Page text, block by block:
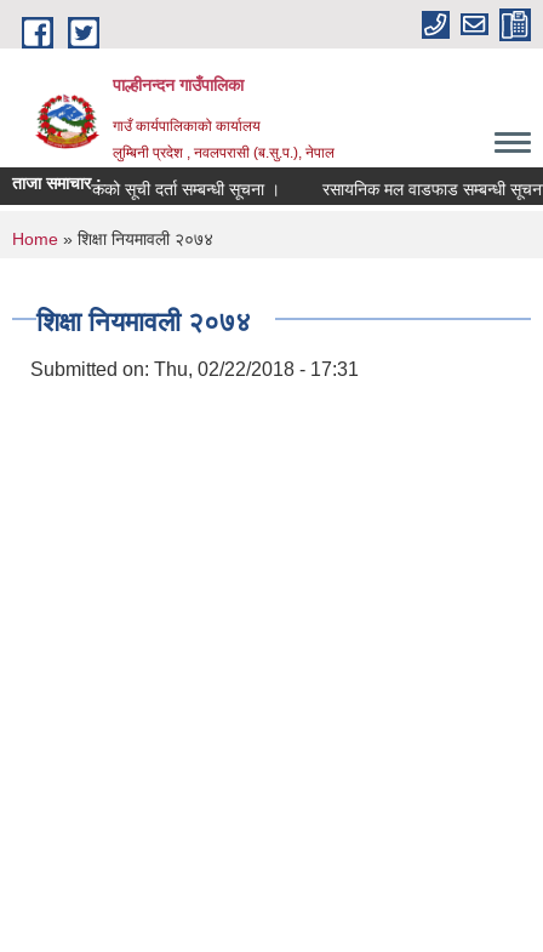
Skip to main content
पाल्हीनन्दन गाउँपालिका
गाउँ कार्यपालिकाको कार्यालय
लुम्बिनी प्रदेश , नवलपरासी (ब.सु.प.), नेपाल
ताजा समाचार :
प्रशिक्षकको सूची दर्ता सम्बन्धी सूचना । रसायनिक मल वाडफाड सम्बन्धी सूचना
You are here
Home » शिक्षा नियमावली २०७४
शिक्षा नियमावली २०७४
Submitted on: Thu, 02/22/2018 - 17:31